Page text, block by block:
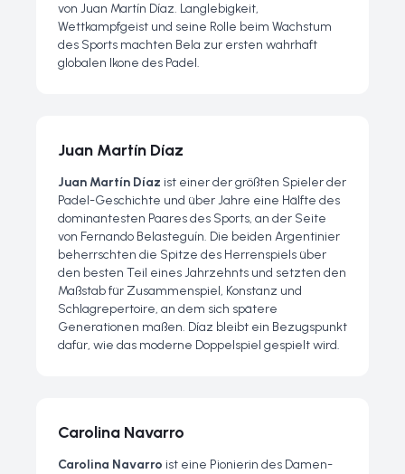
von Juan Martín Díaz. Langlebigkeit,
Wettkampfgeist und seine Rolle beim Wachstum
des Sports machten Bela zur ersten wahrhaft
globalen Ikone des Padel.
Juan Martín Díaz
Juan Martín Díaz ist einer der größten Spieler der
Padel-Geschichte und über Jahre eine Hälfte des
dominantesten Paares des Sports, an der Seite
von Fernando Belasteguín. Die beiden Argentinier
beherrschten die Spitze des Herrenspiels über
den besten Teil eines Jahrzehnts und setzten den
Maßstab für Zusammenspiel, Konstanz und
Schlagrepertoire, an dem sich spätere
Generationen maßen. Díaz bleibt ein Bezugspunkt
dafür, wie das moderne Doppelspiel gespielt wird.
Carolina Navarro
Carolina Navarro ist eine Pionierin des Damen-